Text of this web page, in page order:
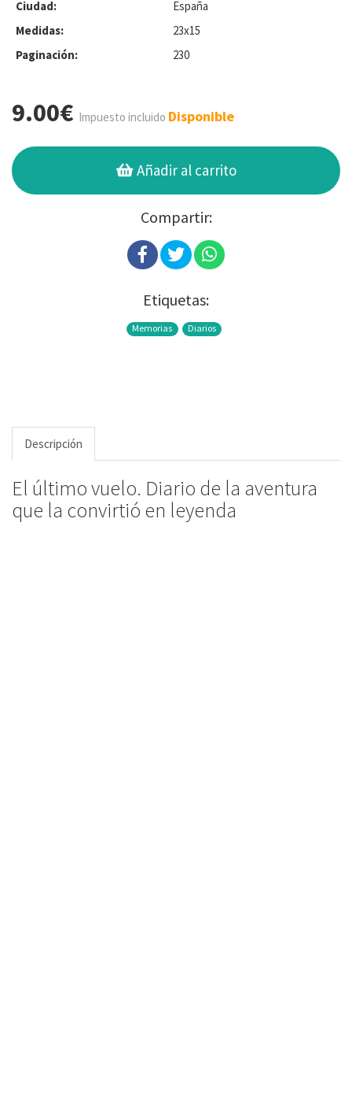
Ciudad:
España
Medidas:
23x15
Paginación:
230
9.00€ Impuesto incluido Disponible
Añadir al carrito
Compartir:
Etiquetas:
Memorias Diarios
Descripción
El último vuelo. Diario de la aventura
que la convirtió en leyenda